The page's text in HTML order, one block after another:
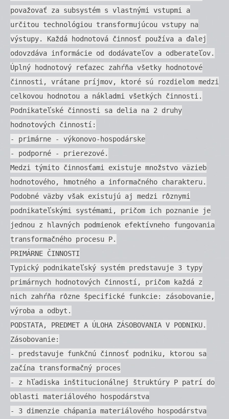
považovať za subsystém s vlastnými vstupmi a
určitou technológiou transformujúcou vstupy na
výstupy. Každá hodnotová činnosť používa a ďalej
odovzdáva informácie od dodávateľov a odberateľov.
Úplný hodnotový reťazec zahŕňa všetky hodnotové
činnosti, vrátane príjmov, ktoré sú rozdielom medzi
celkovou hodnotou a nákladmi všetkých činnosti.
Podnikateľské činnosti sa delia na 2 druhy
hodnotových činností:
- primárne - výkonovo-hospodárske
- podporné - prierezové.
Medzi týmito činnosťami existuje množstvo väzieb
hodnotového, hmotného a informačného charakteru.
Podobné väzby však existujú aj medzi rôznymi
podnikateľskými systémami, pričom ich poznanie je
jednou z hlavných podmienok efektívneho fungovania
transformačného procesu P.
PRIMÁRNE ČINNOSTI
Typický podnikateľský systém predstavuje 3 typy
primárnych hodnotových činností, pričom každá z
nich zahŕňa rôzne špecifické funkcie: zásobovanie,
výroba a odbyt.
PODSTATA, PREDMET A ÚLOHA ZÁSOBOVANIA V PODNIKU.
Zásobovanie:
- predstavuje funkčnú činnosť podniku, ktorou sa
začína transformačný proces
- z hľadiska inštitucionálnej štruktúry P patrí do
oblasti materiálového hospodárstva
- 3 dimenzie chápania materiálového hospodárstva